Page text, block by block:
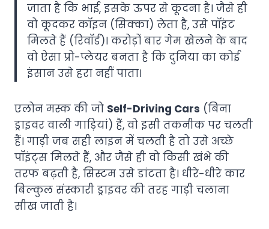
जाता है कि भाई, इसके ऊपर से कूदना है। जैसे ही
वो कूदकर कॉइन (सिक्का) लेता है, उसे पॉइंट
मिलते हैं (रिवॉर्ड)। करोड़ों बार गेम खेलने के बाद
वो ऐसा प्रो-प्लेयर बनता है कि दुनिया का कोई
इंसान उसे हरा नहीं पाता।
एलोन मस्क की जो Self-Driving Cars (बिना
ड्राइवर वाली गाड़ियां) हैं, वो इसी तकनीक पर चलती
हैं। गाड़ी जब सही लाइन में चलती है तो उसे अच्छे
पॉइंट्स मिलते हैं, और जैसे ही वो किसी खंभे की
तरफ बढ़ती है, सिस्टम उसे डांटता है। धीरे-धीरे कार
बिल्कुल संस्कारी ड्राइवर की तरह गाड़ी चलाना
सीख जाती है।